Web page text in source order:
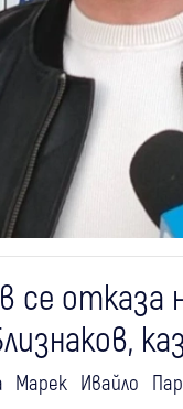
се отказа
Ивайло